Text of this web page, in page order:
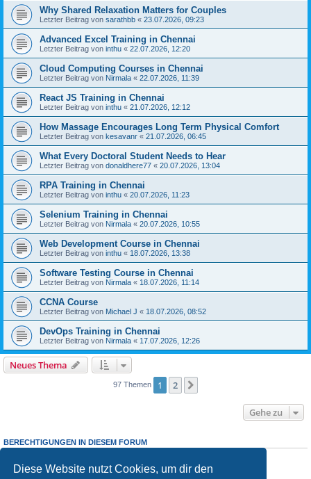
Diese Website nutzt Cookies, um dir den
Why Shared Relaxation Matters for Couples
Letzter Beitrag von sarathbb « 23.07.2026, 09:23
Advanced Excel Training in Chennai
Letzter Beitrag von inthu « 22.07.2026, 12:20
Cloud Computing Courses in Chennai
Letzter Beitrag von Nirmala « 22.07.2026, 11:39
React JS Training in Chennai
Letzter Beitrag von inthu « 21.07.2026, 12:12
How Massage Encourages Long Term Physical Comfort
Letzter Beitrag von kesavanr « 21.07.2026, 06:45
What Every Doctoral Student Needs to Hear
Letzter Beitrag von donaldhere77 « 20.07.2026, 13:04
RPA Training in Chennai
Letzter Beitrag von inthu « 20.07.2026, 11:23
Selenium Training in Chennai
Letzter Beitrag von Nirmala « 20.07.2026, 10:55
Web Development Course in Chennai
Letzter Beitrag von inthu « 18.07.2026, 13:38
Software Testing Course in Chennai
Letzter Beitrag von Nirmala « 18.07.2026, 11:14
CCNA Course
Letzter Beitrag von Michael J « 18.07.2026, 08:52
DevOps Training in Chennai
Letzter Beitrag von Nirmala « 17.07.2026, 12:26
Neues Thema
97 Themen 1 2
Gehe zu
BERECHTIGUNGEN IN DIESEM FORUM
Du darfst keineAntworten zu Themen in diesem Forum erstellen.
Du darfst deine Beiträge in diesem Forumnichtändern.